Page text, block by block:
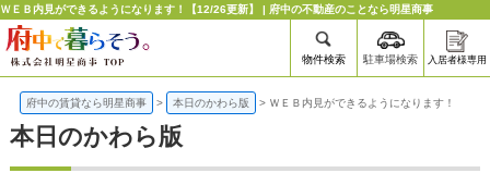
ＷＥＢ内見ができるようになります！【12/26更新】 | 府中の不動産のことなら明星商事
物件検索 駐車場検索 入居者様専用
府中の賃貸なら明星商事 > 本日のかわら版 > ＷＥＢ内見ができるようになります！
本日のかわら版